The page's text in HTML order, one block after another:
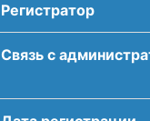
Регистратор
Связь с